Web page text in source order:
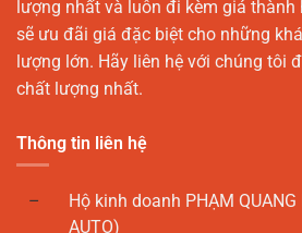
lượng nhất và luôn đi kèm giá thành
sẽ ưu đãi giá đặc biệt cho những
lượng lớn. Hãy liên hệ với chúng tôi
chất lượng nhất.
Thông tin liên hệ
Hộ kinh doanh PHẠM QUANG
AUTO)